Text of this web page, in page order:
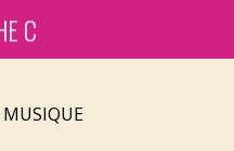
C
MUSIQUE